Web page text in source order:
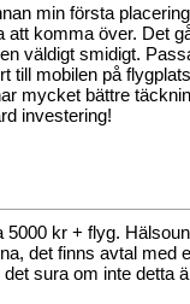
min första
att komma över. Det
väldigt smidigt.
till mobilen på
mycket bättre
investering!
5000 kr + flyg.
det finns avtal med
sura om inte detta